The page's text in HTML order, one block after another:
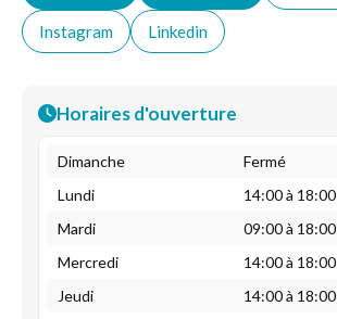
Instagram Linkedin
Horaires d'ouverture
Dimanche
Fermé
Lundi
14:00 à 18:00
Mardi
09:00 à 18:00
Mercredi
14:00 à 18:00
Jeudi
14:00 à 18:00